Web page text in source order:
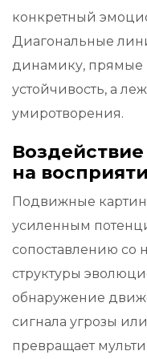
конкретный
Диагональные
динамику, прямые
устойчивость, а
умиротворения.
на
Подвижные
усиленным
сопоставлению
структуры
обнаружение
сигнала угрозы
превращает